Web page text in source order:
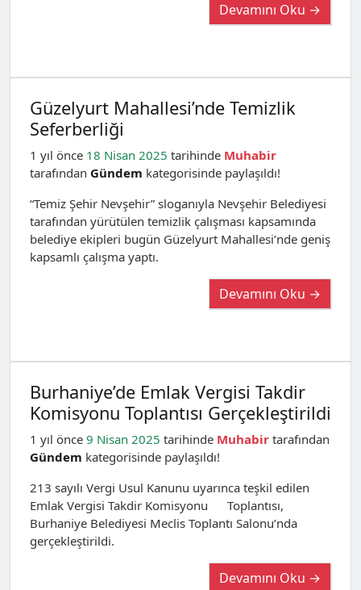
Devamını Oku →
Güzelyurt Mahallesi’nde Temizlik
Seferberliği
1 yıl önce 18 Nisan 2025 tarihinde Muhabir
tarafından Gündem kategorisinde paylaşıldı!
“Temiz Şehir Nevşehir” sloganıyla Nevşehir Belediyesi
tarafından yürütülen temizlik çalışması kapsamında
belediye ekipleri bugün Güzelyurt Mahallesi’nde geniş
kapsamlı çalışma yaptı.
Devamını Oku →
Burhaniye’de Emlak Vergisi Takdir
Komisyonu Toplantısı Gerçekleştirildi
1 yıl önce 9 Nisan 2025 tarihinde Muhabir tarafından
Gündem kategorisinde paylaşıldı!
213 sayılı Vergi Usul Kanunu uyarınca teşkil edilen
Emlak Vergisi Takdir Komisyonu Toplantısı,
Burhaniye Belediyesi Meclis Toplantı Salonu’nda
gerçekleştirildi.
Devamını Oku →